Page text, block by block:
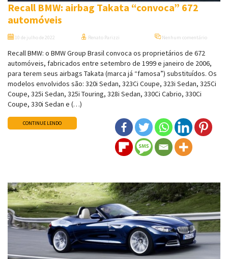
Recall BMW: airbag Takata “convoca” 672
automóveis
10 de julho de 2022 Renato Parizzi Nenhum comentário
Recall BMW: o BMW Group Brasil convoca os proprietários de 672
automóveis, fabricados entre setembro de 1999 e janeiro de 2006,
para terem seus airbags Takata (marca já “famosa”) substituídos. Os
modelos envolvidos são: 320i Sedan, 323Ci Coupe, 323i Sedan, 325Ci
Coupe, 325i Sedan, 325i Touring, 328i Sedan, 330Ci Cabrio, 330Ci
Coupe, 330i Sedan e (…)
CONTINUE LENDO